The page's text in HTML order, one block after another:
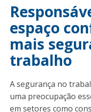
espaço
mais
trabalho
A segurança no
uma preocupação
em setores como